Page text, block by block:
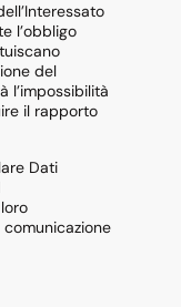
l’obbligo
del
l’impossibilità
il rapporto
Dati